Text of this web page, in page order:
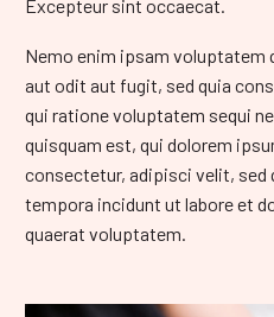
Excepteur sint occaecat.
Nemo enim ipsam
aut odit aut fugit, sed quia
qui ratione voluptatem sequi
quisquam est, qui dolorem
consectetur, adipisci velit, sed
tempora incidunt ut labore et
quaerat voluptatem.